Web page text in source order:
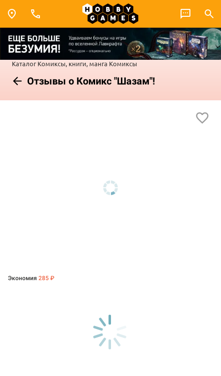
Каталог Комиксы, книги, манга Комиксы
Отзывы о Комикс "Шазам"!
Экономия 285 ₽